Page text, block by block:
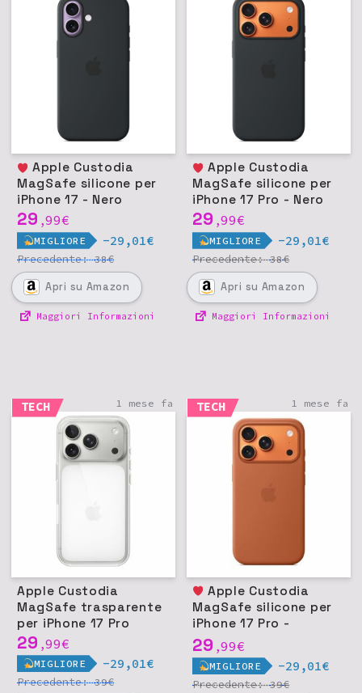
Apple Custodia
MagSafe silicone per
iPhone 17 - Nero
29 ,99€
MIGLIORE -29,01€
Precedente:38€
Apri su Amazon
Maggiori Informazioni
Apple Custodia
MagSafe silicone per
iPhone 17 Pro - Nero
29 ,99€
MIGLIORE -29,01€
Precedente:38€
Apri su Amazon
Maggiori Informazioni
TECH 1 mese fa
Apple Custodia
MagSafe trasparente
per iPhone 17 Pro
29 ,99€
MIGLIORE -29,01€
Precedente:39€
TECH 1 mese fa
Apple Custodia
MagSafe silicone per
iPhone 17 Pro -
Terracotta
29 ,99€
MIGLIORE -29,01€
Precedente:39€